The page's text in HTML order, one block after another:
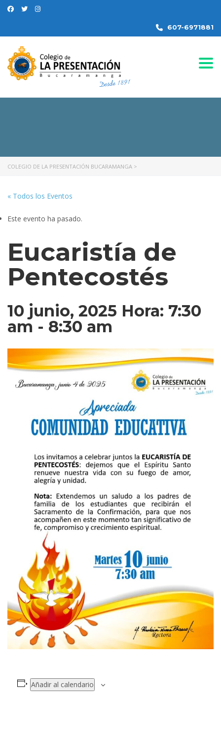
607-6971881
COLEGIO DE LA PRESENTACIÓN BUCARAMANGA >
« Todos los Eventos
Este evento ha pasado.
Eucaristía de
Pentecostés
10 junio, 2025 Hora: 7:30
am - 8:30 am
Añadir al calendario